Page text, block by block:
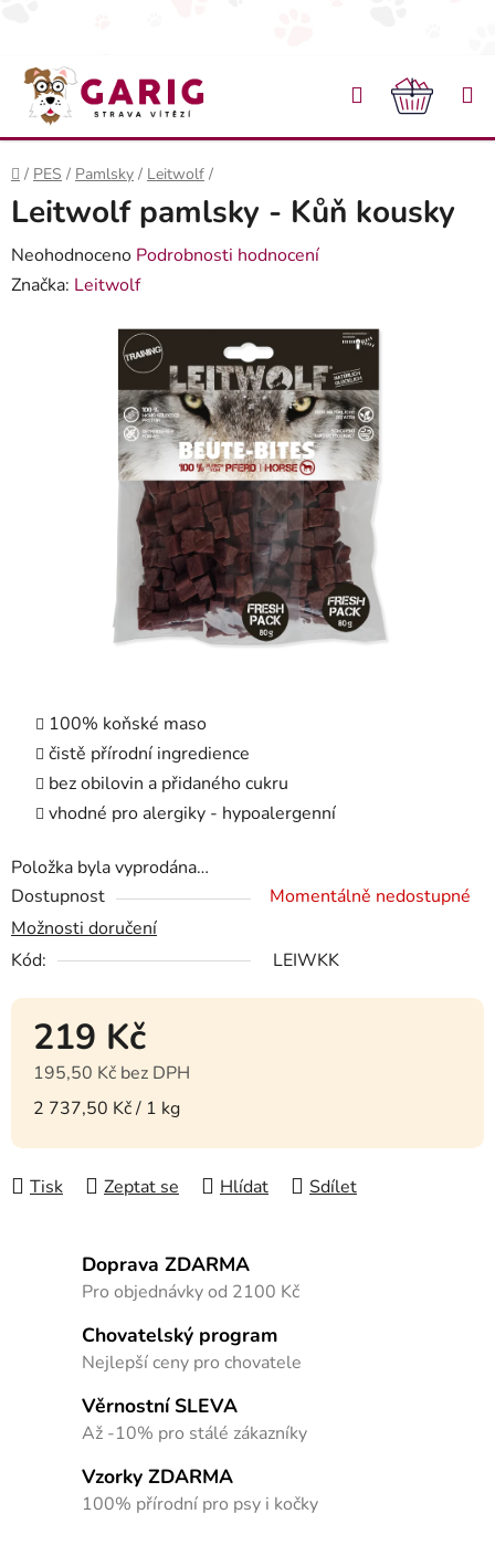
Přejít na obsah
Hledat
Domů
/ PES / Pamlsky / Leitwolf /
100% koňské maso
čistě přírodní ingredience
bez obilovin a přidaného cukru
vhodné pro alergiky - hypoalergenní
Položka byla vyprodána…
Dostupnost
Momentálně nedostupné
Možnosti doručení
Kód:
LEIWKK
219 Kč
195,50 Kč bez DPH
Měrná cena:
2 737,50 Kč / 1 kg
Tisk Zeptat se Hlídat Sdílet
Leitwolf pamlsky - Kůň kousky
Průměrné hodnocení produktu je 0,0 z 5 hvězdiček.
Neohodnoceno Podrobnosti hodnocení
Značka: Leitwolf
Doprava ZDARMA
Pro objednávky od 2100 Kč
Chovatelský program
Nejlepší ceny pro chovatele
Věrnostní SLEVA
Až -10% pro stálé zákazníky
Vzorky ZDARMA
100% přírodní pro psy i kočky